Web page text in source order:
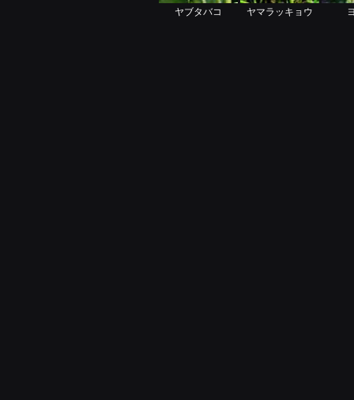
ヤブタバコ ヤマラッキョウ